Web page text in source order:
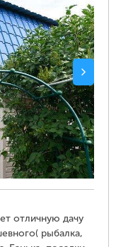
отличную дачу
рыбалка,